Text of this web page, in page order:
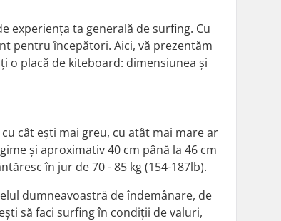
experiența ta generală de surfing. Cu
pentru începători. Aici, vă prezentăm
o placă de kiteboard: dimensiunea și
cât ești mai greu, cu atât mai mare ar
și aproximativ 40 cm până la 46 cm
în jur de 70 - 85 kg (154-187lb).
dumneavoastră de îndemânare, de
să faci surfing în condiții de valuri,